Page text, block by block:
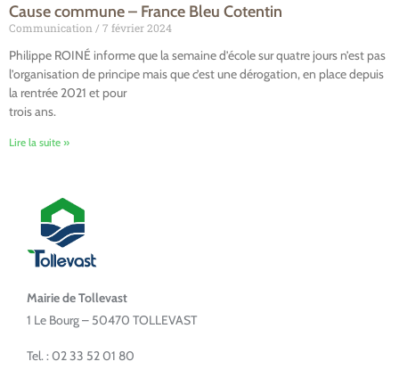
Cause commune – France Bleu Cotentin
Communication 7 février 2024
Philippe ROINÉ informe que la semaine d’école sur quatre jours n’est pas
l’organisation de principe mais que c’est une dérogation, en place depuis
la rentrée 2021 et pour
trois ans.
Lire la suite »
Mairie de Tollevast
1 Le Bourg – 50470 TOLLEVAST
Tel. : 02 33 52 01 80